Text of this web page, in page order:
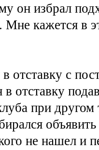
он избрал
Мне кажется в
отставку с
отставку
при другом
не нашел и